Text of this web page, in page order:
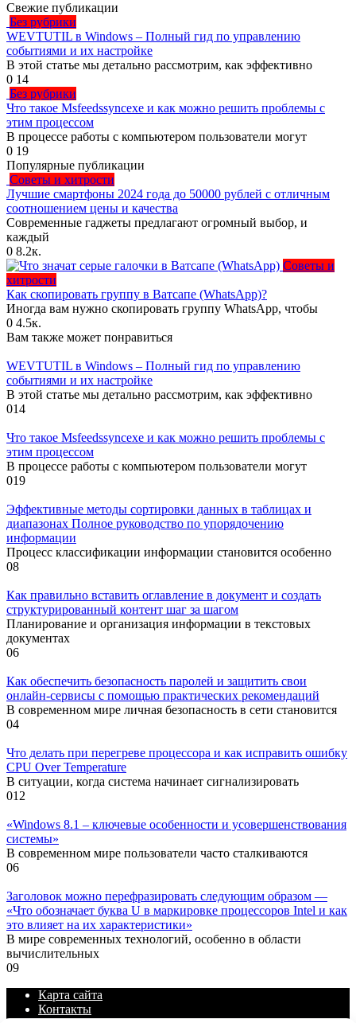
Свежие публикации
Без рубрики
WEVTUTIL в Windows – Полный гид по управлению
событиями и их настройке
В этой статье мы детально рассмотрим, как эффективно
0 14
Без рубрики
Что такое Msfeedssyncexe и как можно решить проблемы с
этим процессом
В процессе работы с компьютером пользователи могут
0 19
Популярные публикации
Советы и хитрости
Лучшие смартфоны 2024 года до 50000 рублей с отличным
соотношением цены и качества
Современные гаджеты предлагают огромный выбор, и
каждый
0 8.2к.
Советы и
хитрости
Как скопировать группу в Ватсапе (WhatsApp)?
Иногда вам нужно скопировать группу WhatsApp, чтобы
0 4.5к.
Вам также может понравиться
WEVTUTIL в Windows – Полный гид по управлению
событиями и их настройке
В этой статье мы детально рассмотрим, как эффективно
014
Что такое Msfeedssyncexe и как можно решить проблемы с
этим процессом
В процессе работы с компьютером пользователи могут
019
Эффективные методы сортировки данных в таблицах и
диапазонах Полное руководство по упорядочению
информации
Процесс классификации информации становится особенно
08
Как правильно вставить оглавление в документ и создать
структурированный контент шаг за шагом
Планирование и организация информации в текстовых
документах
06
Как обеспечить безопасность паролей и защитить свои
онлайн-сервисы с помощью практических рекомендаций
В современном мире личная безопасность в сети становится
04
Что делать при перегреве процессора и как исправить ошибку
CPU Over Temperature
В ситуации, когда система начинает сигнализировать
012
«Windows 8.1 – ключевые особенности и усовершенствования
системы»
В современном мире пользователи часто сталкиваются
06
Заголовок можно перефразировать следующим образом —
«Что обозначает буква U в маркировке процессоров Intel и как
это влияет на их характеристики»
В мире современных технологий, особенно в области
вычислительных
09
Карта сайта
Контакты